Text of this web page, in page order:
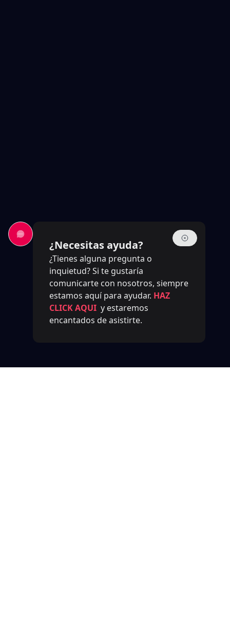
¿Necesitas ayuda?
¿Tienes alguna pregunta o
inquietud? Si te gustaría
comunicarte con nosotros, siempre
estamos aquí para ayudar. HAZ
CLICK AQUI y estaremos
encantados de asistirte.